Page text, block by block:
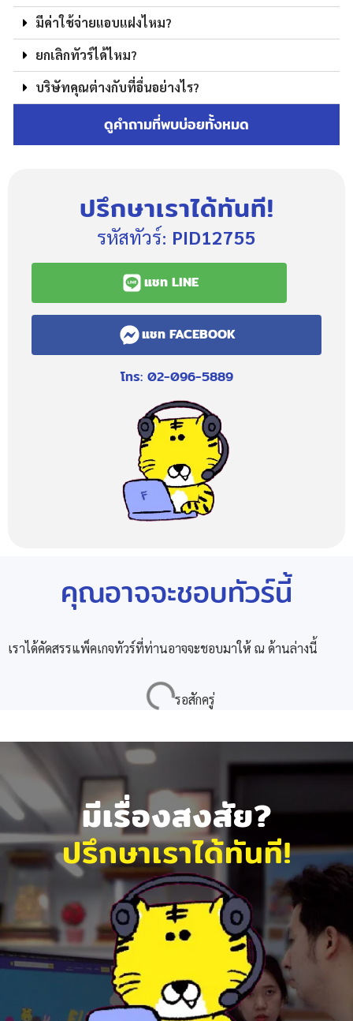
มีค่าใช้จ่ายแอบแฝงไหม?
ยกเลิกทัวร์ได้ไหม?
บริษัทคุณต่างกับที่อื่นอย่างไร?
ดูคำถามที่พบบ่อยทั้งหมด
ปรึกษาเราได้ทันที!
รหัสทัวร์: PID12755
แชท LINE
แชท FACEBOOK
โทร: 02-096-5889
คุณอาจจะชอบทัวร์นี้
เราได้คัดสรรแพ็คเกจทัวร์ที่ท่านอาจจะชอบมาให้ ณ ด้านล่างนี้
มีเรื่องสงสัย?
ปรึกษาเราได้ทันที!